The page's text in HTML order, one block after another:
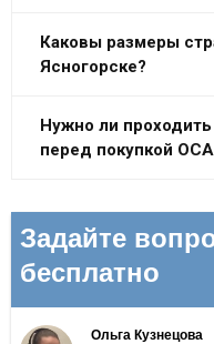
Каковы размеры
Ясногорске?
Нужно ли
перед покупкой